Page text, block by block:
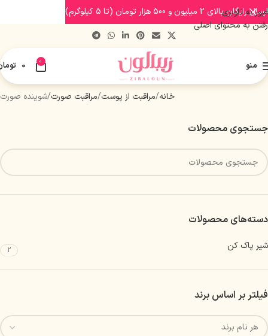
عبور به ناوبری
رفتن به محتوای اصلی
منو 0
0
خانه مراقبت از پوست مراقبت صورت شوینده صورت
جستجوی محصولات
دسته‌های محصولات
شیر پاک کن 2
فیلتر بر اساس برند
ارسال رایگان بالای 2 میلیون و 500 هزار تومان (تا 5 کیلوگرم)